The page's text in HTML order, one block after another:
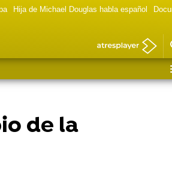
Hija de Michael Douglas habla español
de la